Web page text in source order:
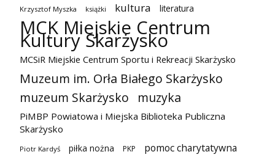
Krzysztof Myszka książki kultura literatura
MCK Miejskie Centrum
Kultury Skarżysko
MCSiR Miejskie Centrum Sportu i Rekreacji Skarżysko
Muzeum im. Orła Białego Skarżysko
muzeum Skarżysko
muzyka
PiMBP Powiatowa i Miejska Biblioteka Publiczna
Skarżysko
Piotr Kardyś piłka nożna PKP
pomoc charytatywna